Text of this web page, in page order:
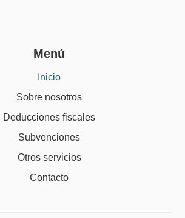
Menú
Inicio
Sobre nosotros
Deducciones fiscales
Subvenciones
Otros servicios
Contacto